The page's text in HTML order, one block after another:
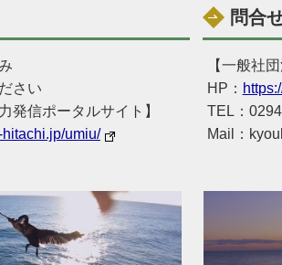
さい
発信ポータルサイト】
umiu/
問合
【一般社
HP：
TEL：
Mail：